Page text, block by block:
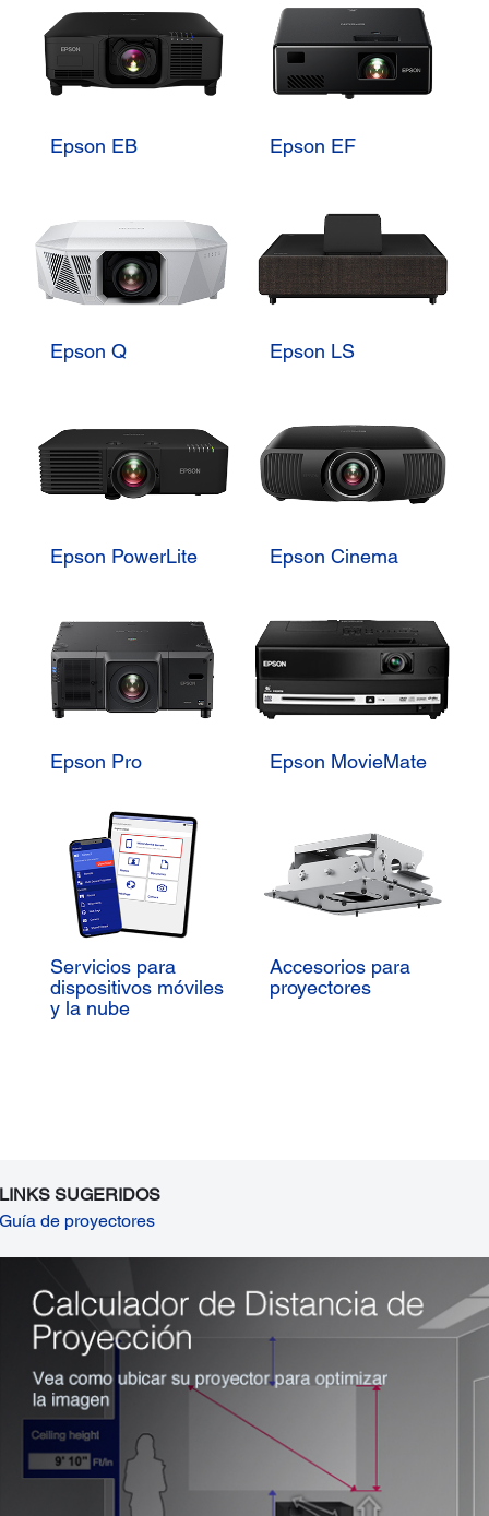
Epson EB Epson EF
Epson Q Epson LS
Epson PowerLite Epson Cinema
Epson Pro Epson MovieMate
Servicios para
dispositivos móviles
y la nube
Accesorios para
proyectores
LINKS SUGERIDOS
Guía de proyectores